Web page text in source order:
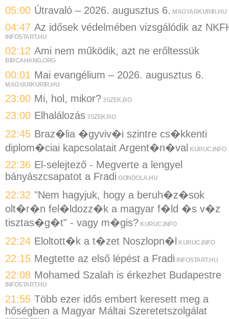
05:00 Útravaló – 2026. augusztus 6. MAGYARKURIR.HU
04:47 Az idősek védelmében vizsgálódik az
INFOSTART.HU
02:12 Ami nem működik, azt ne erőltessük
BIRCAHANG.ORG
00:01 Mai evangélium – 2026. augusztus 6.
MAGYARKURIR.HU
23:00 Mi, hol, mikor? 3SZEK.RO
23:00 Elhalálozás 3SZEK.RO
22:45 Braz�lia �gyviv�i szintre cs�kkenti
diplom�ciai kapcsolatait Argent�n�val KURUC.INFO
22:36 El-selejtező - Megverte a lengyel
bányászcsapatot a Fradi GONDOLA.HU
22:32 "Nem hagyjuk, hogy a beruh�z�sok
olt�r�n fel�ldozz�k a magyar f�ld �s v�z
tisztas�g�t" - vagy m�gis? KURUC.INFO
22:24 Eloltott�k a t�zet Noszlopn�l KURUC.INFO
22:15 Megtette az első lépést a Fradi INFOSTART.HU
22:08 Mohamed Szalah is érkezhet Budapestre
INFOSTART.HU
21:55 Több ezer idős embert keresett meg a
hőségben a Magyar Máltai Szeretetszolgálat